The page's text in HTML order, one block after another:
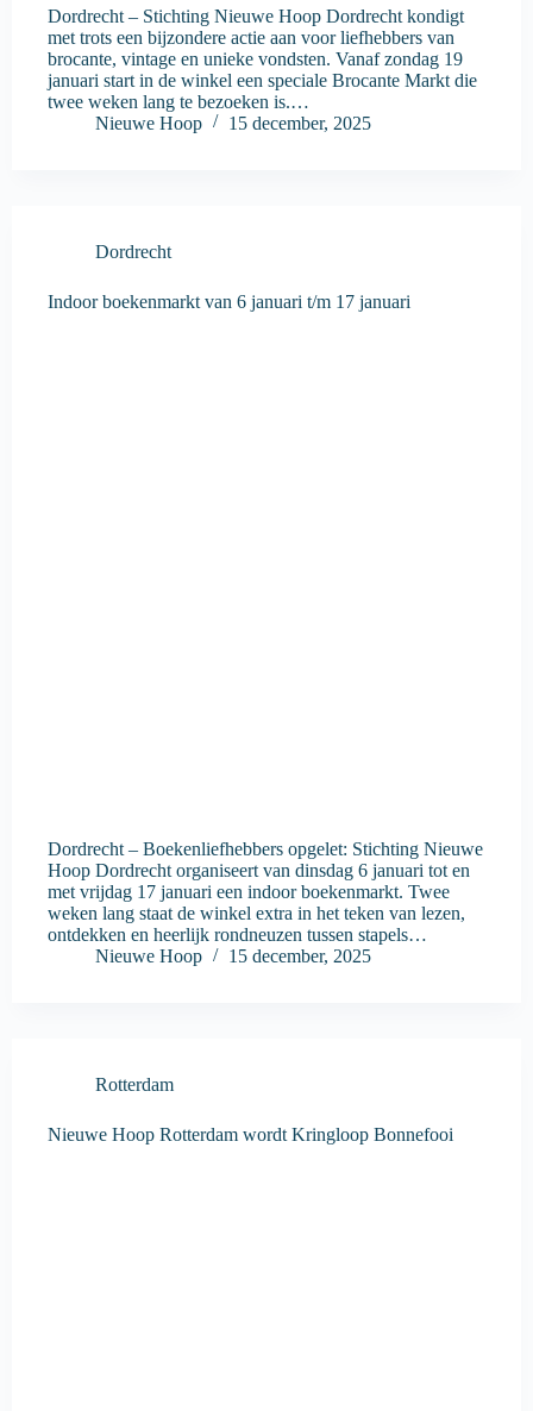
Dordrecht – Stichting Nieuwe Hoop Dordrecht kondigt
met trots een bijzondere actie aan voor liefhebbers van
brocante, vintage en unieke vondsten. Vanaf zondag 19
januari start in de winkel een speciale Brocante Markt die
twee weken lang te bezoeken is.…
Nieuwe Hoop
15 december, 2025
Dordrecht
Indoor boekenmarkt van 6 januari t/m 17 januari
Dordrecht – Boekenliefhebbers opgelet: Stichting Nieuwe
Hoop Dordrecht organiseert van dinsdag 6 januari tot en
met vrijdag 17 januari een indoor boekenmarkt. Twee
weken lang staat de winkel extra in het teken van lezen,
ontdekken en heerlijk rondneuzen tussen stapels…
Nieuwe Hoop
15 december, 2025
Rotterdam
Nieuwe Hoop Rotterdam wordt Kringloop Bonnefooi